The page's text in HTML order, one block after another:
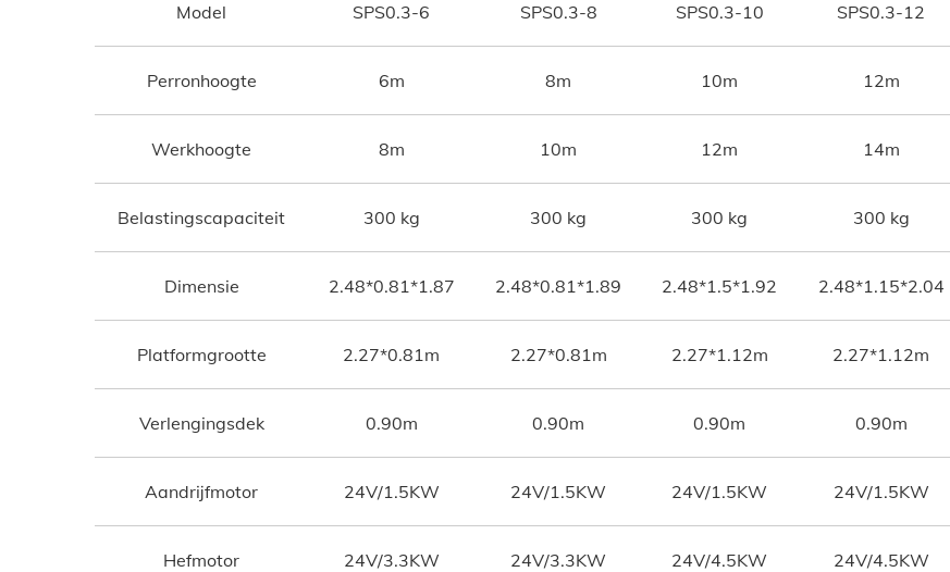
Model SPS0.3-6 SPS0.3-8 SPS0.3-10 SPS0.3-12
Perronhoogte 6m 8m 10m 12m
Werkhoogte 8m 10m 12m 14m
Belastingscapaciteit 300 kg 300 kg 300 kg 300 kg
Dimensie 2.48*0.81*1.87 2.48*0.81*1.89 2.48*1.5*1.92 2.48*1.15*2.04
Platformgrootte 2.27*0.81m 2.27*0.81m 2.27*1.12m 2.27*1.12m
Verlengingsdek 0.90m 0.90m 0.90m 0.90m
Aandrijfmotor 24V/1.5KW 24V/1.5KW 24V/1.5KW 24V/1.5KW
Hefmotor 24V/3.3KW 24V/3.3KW 24V/4.5KW 24V/4.5KW